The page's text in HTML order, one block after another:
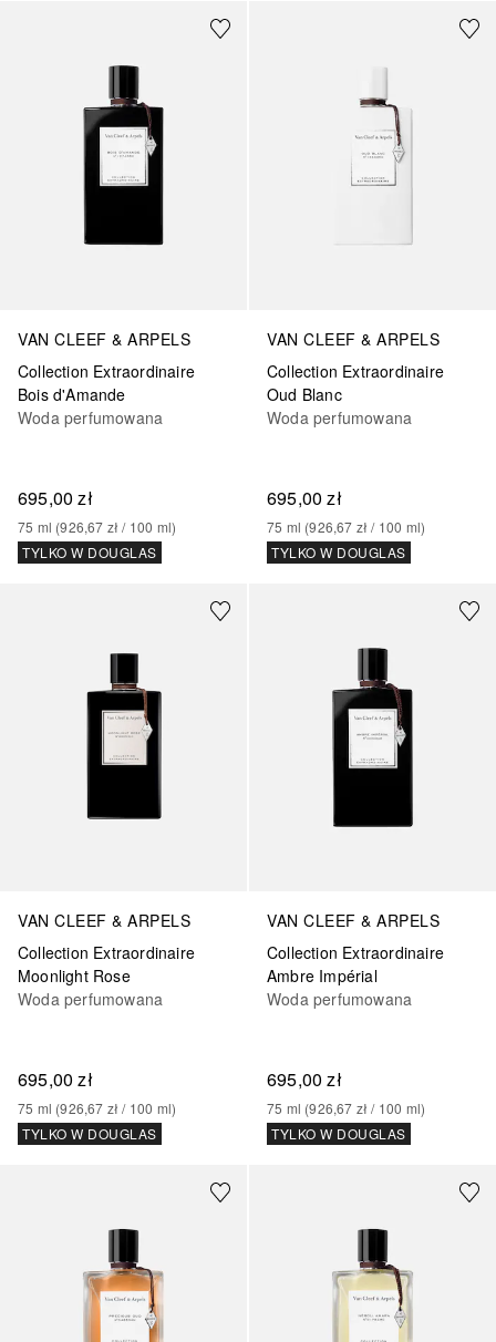
VAN CLEEF & ARPELS
Collection Extraordinaire
Bois d'Amande
Woda perfumowana
695,00 zł
75 ml (926,67 zł / 100 ml)
TYLKO W DOUGLAS
VAN CLEEF & ARPELS
Collection Extraordinaire
Oud Blanc
Woda perfumowana
695,00 zł
75 ml (926,67 zł / 100 ml)
TYLKO W DOUGLAS
VAN CLEEF & ARPELS
Collection Extraordinaire
Moonlight Rose
Woda perfumowana
695,00 zł
75 ml (926,67 zł / 100 ml)
TYLKO W DOUGLAS
VAN CLEEF & ARPELS
Collection Extraordinaire
Ambre Impérial
Woda perfumowana
695,00 zł
75 ml (926,67 zł / 100 ml)
TYLKO W DOUGLAS